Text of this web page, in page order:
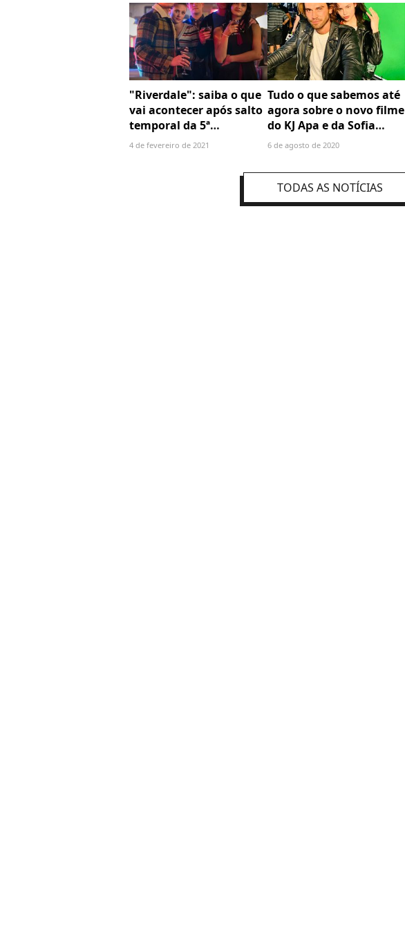
"Riverdale": saiba o que
vai acontecer após salto
temporal da 5ª
temporada
4 de fevereiro de 2021
Tudo o que sabemos até
agora sobre o novo filme
do KJ Apa e da Sofia
Carson, "Songbird"
6 de agosto de 2020
TODAS AS NOTÍCIAS